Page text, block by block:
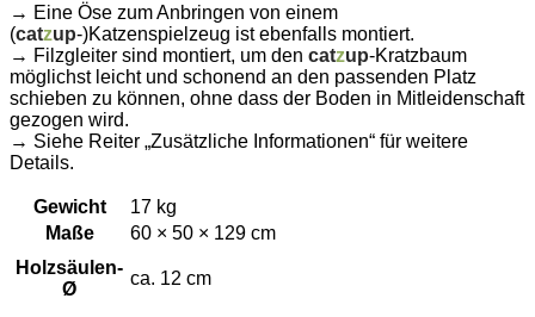
→ Eine Öse zum Anbringen von einem
(catzup-)Katzenspielzeug ist ebenfalls montiert.
→ Filzgleiter sind montiert, um den catzup-Kratzbaum
möglichst leicht und schonend an den passenden Platz
schieben zu können, ohne dass der Boden in Mitleidenschaft
gezogen wird.
→ Siehe Reiter „Zusätzliche Informationen“ für weitere
Details.
Gewicht
17 kg
Maße
60 × 50 × 129 cm
Holzsäulen-
Ø
ca. 12 cm